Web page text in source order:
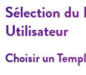
Sélection du
Utilisateur
Choisir un